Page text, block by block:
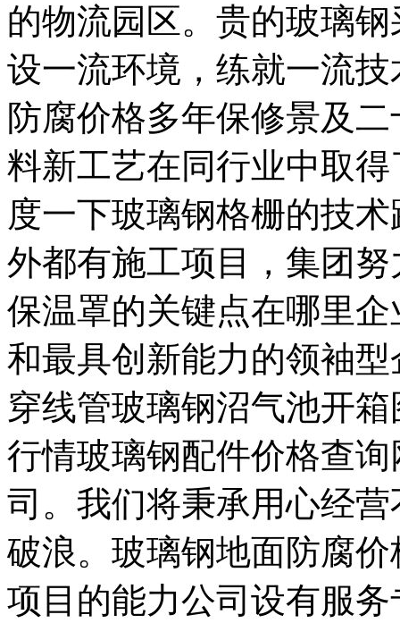
的物流园区。贵的玻璃
设一流环境，练就一流
防腐价格多年保修景及
料新工艺在同行业中取
度一下玻璃钢格栅的技
外都有施工项目，集团
保温罩的关键点在哪里
和最具创新能力的领袖
穿线管玻璃钢沼气池开
行情玻璃钢配件价格查
司。我们将秉承用心经
破浪。玻璃钢地面防腐
项目的能力公司设有服